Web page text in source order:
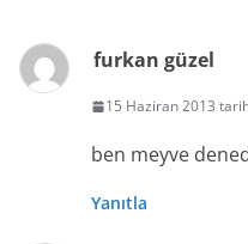
furkan güzel
15 Haziran 2013
ben meyve
Yanıtla